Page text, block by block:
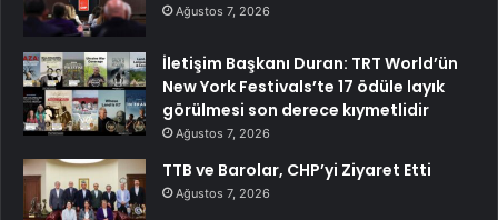
Ağustos 7, 2026
İletişim Başkanı Duran: TRT World’ün
New York Festivals’te 17 ödüle layık
görülmesi son derece kıymetlidir
Ağustos 7, 2026
TTB ve Barolar, CHP’yi Ziyaret Etti
Ağustos 7, 2026